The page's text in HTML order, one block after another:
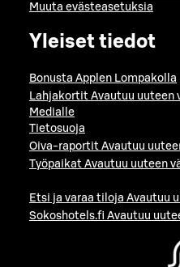
Muuta evästeasetuksia
Yleiset tiedot
Bonusta Applen Lompakolla
Lahjakortit Avautuu uuteen
Medialle
Tietosuoja
Oiva-raportit Avautuu
Työpaikat Avautuu uuteen
Etsi ja varaa tiloja Avautuu
Sokoshotels.fi Avautuu